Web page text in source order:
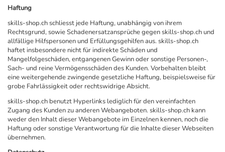
Haftung
skills-shop.ch schliesst jede Haftung, unabhängig von ihrem
Rechtsgrund, sowie Schadenersatzansprüche gegen skills-shop.ch und
allfällige Hilfspersonen und Erfüllungsgehilfen aus. skills-shop.ch
haftet insbesondere nicht für indirekte Schäden und
Mangelfolgeschäden, entgangenen Gewinn oder sonstige Personen-,
Sach- und reine Vermögensschäden des Kunden. Vorbehalten bleibt
eine weitergehende zwingende gesetzliche Haftung, beispielsweise für
grobe Fahrlässigkeit oder rechtswidrige Absicht.
skills-shop.ch benutzt Hyperlinks lediglich für den vereinfachten
Zugang des Kunden zu anderen Webangeboten. skills-shop.ch kann
weder den Inhalt dieser Webangebote im Einzelnen kennen, noch die
Haftung oder sonstige Verantwortung für die Inhalte dieser Webseiten
übernehmen.